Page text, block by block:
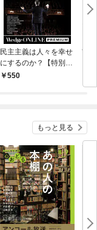
民主主義は人々を幸せ
にするのか？【特別
版】550
吉
もっと見る